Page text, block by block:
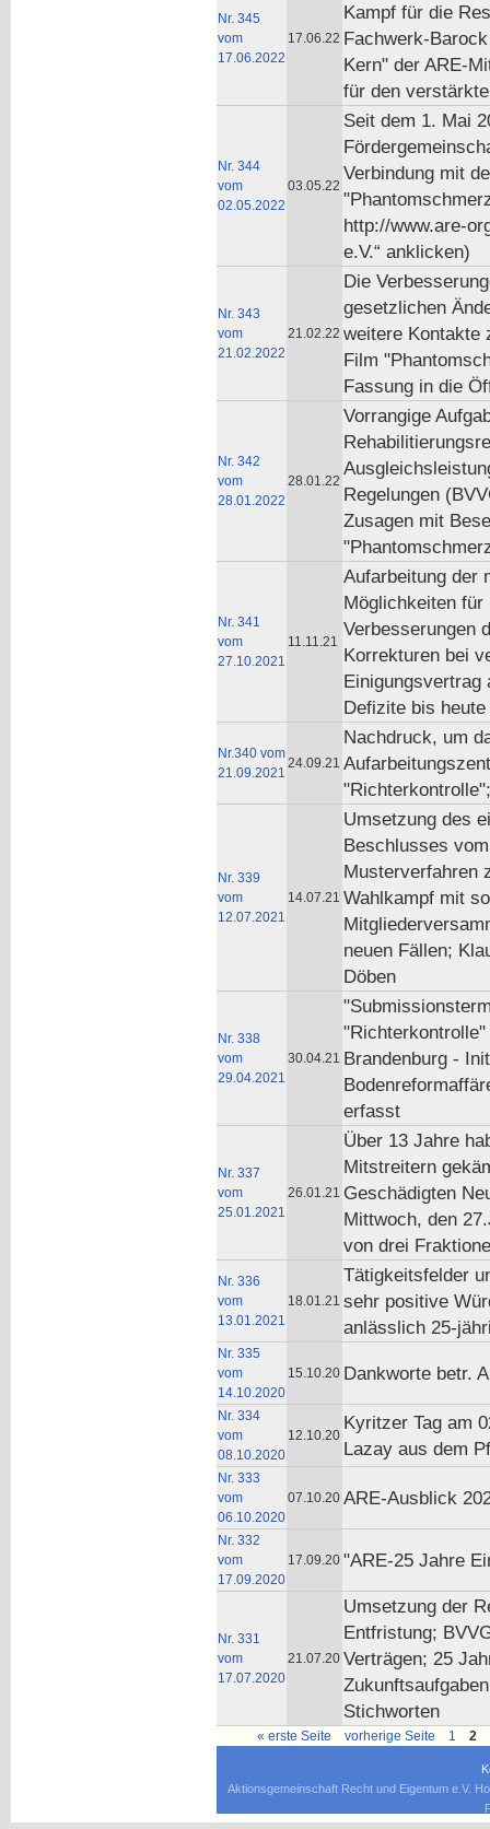
Nr. 345
vom
17.06.2022
17.06.22
Kampf für die
Fachwerk-
Kern" der ARE-
für den
Nr. 344
vom
02.05.2022
03.05.22
Seit dem 1. Mai
Verbindung mit
http://www.are-
e.V.“ anklicken)
Nr. 343
vom
21.02.2022
21.02.22
Die
gesetzlichen
weitere Kontakte
Film
Fassung in die
Nr. 342
vom
28.01.2022
28.01.22
Vorrangige
Regelungen
Zusagen mit
Nr. 341
vom
27.10.2021
11.11.21
Aufarbeitung der
Möglichkeiten für
Verbesserungen
Korrekturen bei
Einigungsvertrag
Defizite bis heute
Nr.340 vom
21.09.2021
24.09.21
Nachdruck, um
Nr. 339
vom
12.07.2021
14.07.21
Umsetzung des
Beschlusses
Musterverfahren
Wahlkampf mit
neuen Fällen;
Döben
Nr. 338
vom
29.04.2021
30.04.21 Brandenburg -
erfasst
Nr. 337
vom
25.01.2021
26.01.21
Über 13 Jahre
Mitstreitern
Geschädigten
Mittwoch, den
von drei
Nr. 336
vom
13.01.2021
18.01.21
Tätigkeitsfelder
sehr positive
anlässlich 25-
Nr. 335
vom
14.10.2020
15.10.20 Dankworte betr.
Nr. 334
vom
08.10.2020
12.10.20
Kyritzer Tag am
Lazay aus dem
Nr. 333
vom
06.10.2020
07.10.20 ARE-Ausblick
Nr. 332
vom
17.09.2020
17.09.20 "ARE-25 Jahre
Nr. 331
vom
17.07.2020
21.07.20
Umsetzung der
Entfristung;
Verträgen; 25
Stichworten
« erste Seite vorherige Seite 1 2
Aktionsgemeinschaft Recht und Eigentum e.V.